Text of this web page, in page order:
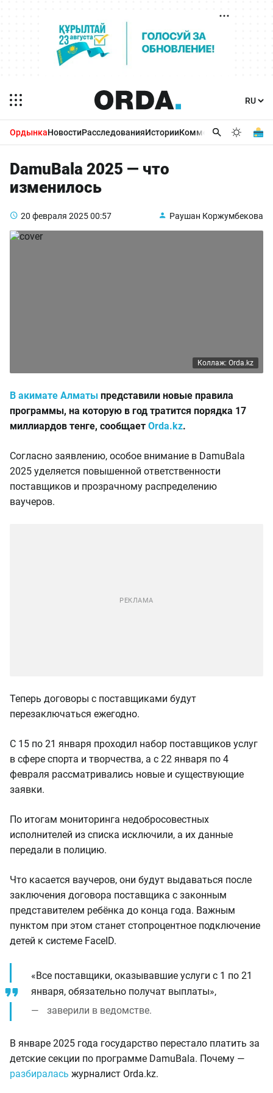
ОрдынкаНовостиРасследованияИсторииКомментарииБизнес
DamuBala 2025 — что
изменилось
20 февраля 202500:57 Раушан Коржумбекова
Коллаж: Orda.kz
В акимате Алматы представили новые правила
программы, на которую в год тратится порядка 17
миллиардов тенге, сообщает Orda.kz.
Согласно заявлению, особое внимание в DamuBala
2025 уделяется повышенной ответственности
поставщиков и прозрачному распределению
ваучеров.
Теперь договоры с поставщиками будут
перезаключаться ежегодно.
С 15 по 21 января проходил набор поставщиков услуг
в сфере спорта и творчества, а с 22 января по 4
февраля рассматривались новые и существующие
заявки.
По итогам мониторинга недобросовестных
исполнителей из списка исключили, а их данные
передали в полицию.
Что касается ваучеров, они будут выдаваться после
заключения договора поставщика с законным
представителем ребёнка до конца года. Важным
пунктом при этом станет стопроцентное подключение
детей к системе FaceID.
«Все поставщики, оказывавшие услуги с 1 по 21
января, обязательно получат выплаты»,
заверили в ведомстве.
В январе 2025 года государство перестало платить за
детские секции по программе DamuBala. Почему —
разбиралась журналист Orda.kz.